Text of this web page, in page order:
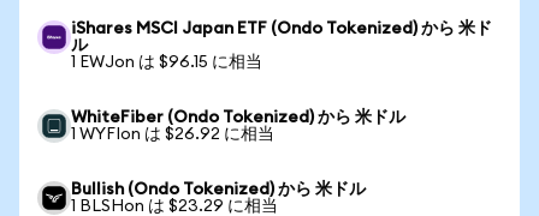
iShares MSCI Japan ETF (Ondo Tokenized) から 米ド
ル
1 EWJon は $96.15 に相当
WhiteFiber (Ondo Tokenized) から 米ドル
1 WYFIon は $26.92 に相当
Bullish (Ondo Tokenized) から 米ドル
1 BLSHon は $23.29 に相当